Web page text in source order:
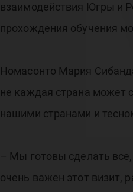
взаимодействия Югры и
прохождения обучения
Номасонто Мария
не каждая страна может
нашими странами и
– Мы готовы сделать
очень важен этот визит,